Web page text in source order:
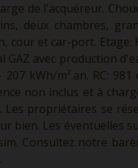
de l'acquéreur.
deux chambres,
cour et car-port. Etage:
avec production
kWh/m².an. RC: 981
non inclus et à
propriétaires se
bien. Les éventuelles
Consultez notre